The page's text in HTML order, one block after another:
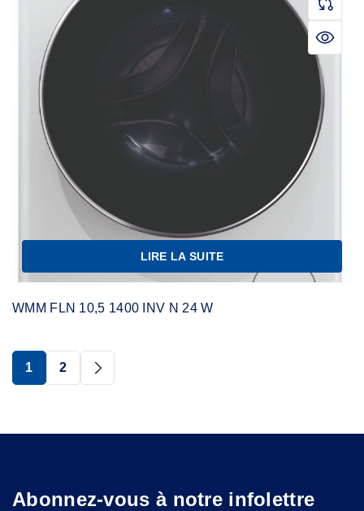
LIRE LA SUITE
WMM FLN 10,5 1400 INV N 24 W
1 2
Abonnez-vous à notre infolettre